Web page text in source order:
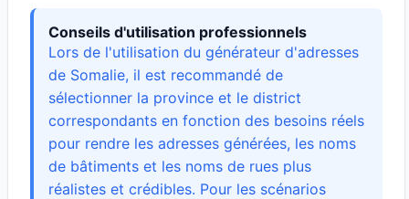
Conseils d'utilisation professionnels
Lors de l'utilisation du générateur d'adresses
de Somalie, il est recommandé de
sélectionner la province et le district
correspondants en fonction des besoins réels
pour rendre les adresses générées, les noms
de bâtiments et les noms de rues plus
réalistes et crédibles. Pour les scénarios